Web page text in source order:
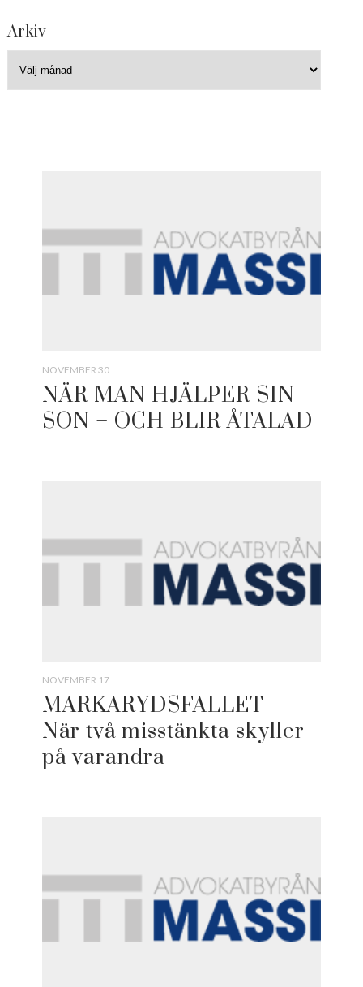
Arkiv
NOVEMBER 30
NÄR MAN HJÄLPER SIN
SON – OCH BLIR ÅTALAD
NOVEMBER 17
MARKARYDSFALLET –
När två misstänkta skyller
på varandra